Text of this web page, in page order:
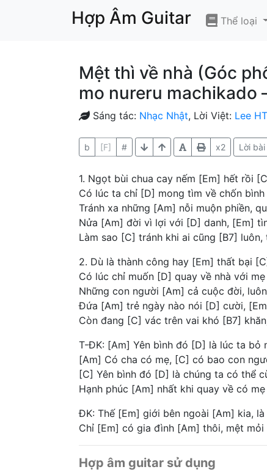
Hợp Âm Guitar Thể loại
Mệt thì về nhà (Góc
mo nureru machikado
Sáng tác: Nhạc Nhật, Lời Việt: Lee HT
b [F] # x2 Lời
1. Ngọt bùi chua cay nếm [Em] hết rồi
Có lúc ta chỉ [D] mong tìm về chốn
Tránh xa những [Am] nỗi muộn phiền,
Nửa [Am] đời vì lợi với [D] danh, [Em]
Làm sao [C] tránh khi ai cũng [B7]
2. Dù là thành công hay [Em] thất bại
Có lúc chỉ muốn [D] quay về nhà với mẹ
Những con người [Am] cả cuộc đời,
Đứa [Am] trẻ ngày nào nói [D] cười,
Còn đang [C] vác trên vai khó [B7]
T-ĐK: [Am] Yên bình đó [D] là lúc ta bỏ
[Am] Có cha có mẹ, [C] có bao con
[C] Yên bình đó [D] là chúng ta có thể
Hạnh phúc [Am] nhất khi quay về có
ĐK: Thế [Em] giới bên ngoài [Am] kia,
Chỉ [Em] có gia đình [Am] thôi, mệt
Hợp âm guitar sử dụng